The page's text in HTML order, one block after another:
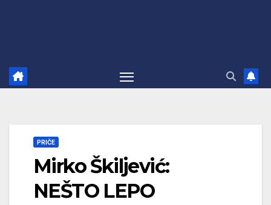
PRIČE
Mirko Škiljević:
NEŠTO LEPO